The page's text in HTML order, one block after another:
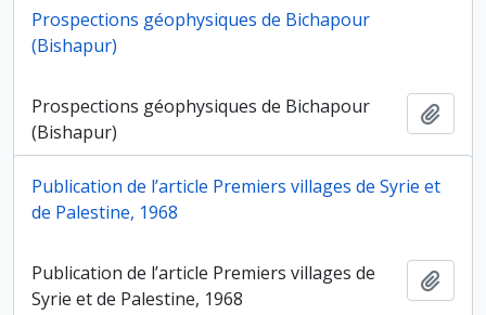
Prospections géophysiques de Bichapour
(Bishapur)
Prospections géophysiques de Bichapour
(Bishapur)
Publication de l’article Premiers villages de Syrie et
de Palestine, 1968
Publication de l’article Premiers villages de
Syrie et de Palestine, 1968